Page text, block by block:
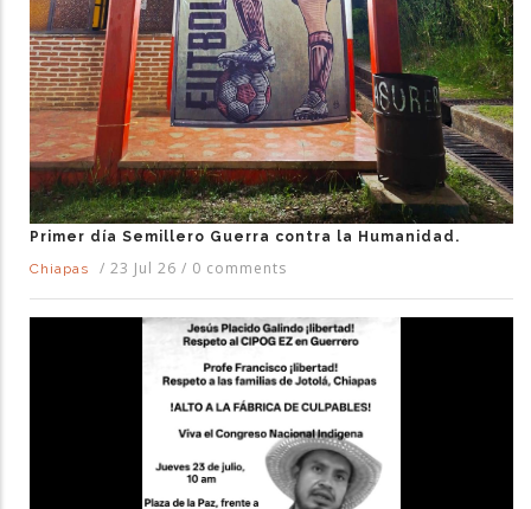
Primer día Semillero Guerra contra la Humanidad.
Chiapas
/ 23 Jul 26 / 0 comments